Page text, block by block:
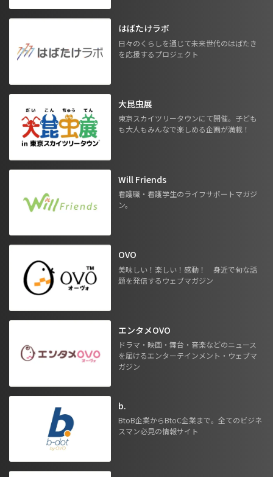
はばたけラボ
日々のくらしを通じて未来世代のはばたき
を応援するプロジェクト
大昆虫展
東京スカイツリータウンにて開催。子ども
も大人もみんなで楽しめる企画が満載！
Will Friends
看護職・看護学生のライフサポートマガジ
ン。
OVO
美味しい！楽しい！感動！ 身近で旬な話
題を発信するウェブマガジン
エンタメOVO
ドラマ・映画・舞台・音楽などのニュース
を届けるエンターテインメント・ウェブマ
ガジン
b.
BtoB企業からBtoC企業まで。全てのビジネ
スマン必見の情報サイト